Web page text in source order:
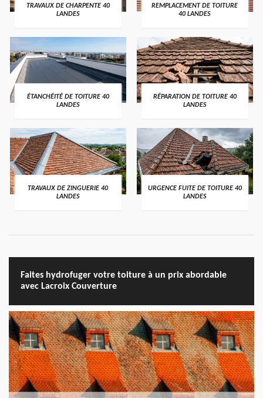
TRAVAUX DE CHARPENTE 40
LANDES
REMPLACEMENT DE TOITURE
40 LANDES
ÉTANCHÉITÉ DE TOITURE 40
LANDES
RÉPARATION DE TOITURE 40
LANDES
TRAVAUX DE ZINGUERIE 40
LANDES
URGENCE FUITE DE TOITURE 40
LANDES
Faites hydrofuger votre toiture à un prix abordable
avec Lacroix Couverture